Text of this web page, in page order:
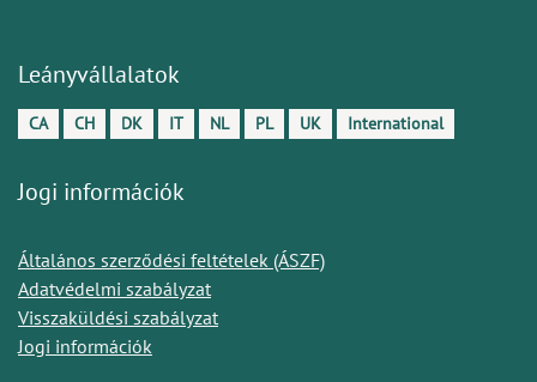
Leányvállalatok
CA CH DK IT NL PL UK International
Jogi információk
Általános szerződési feltételek (ÁSZF)
Adatvédelmi szabályzat
Visszaküldési szabályzat
Jogi információk